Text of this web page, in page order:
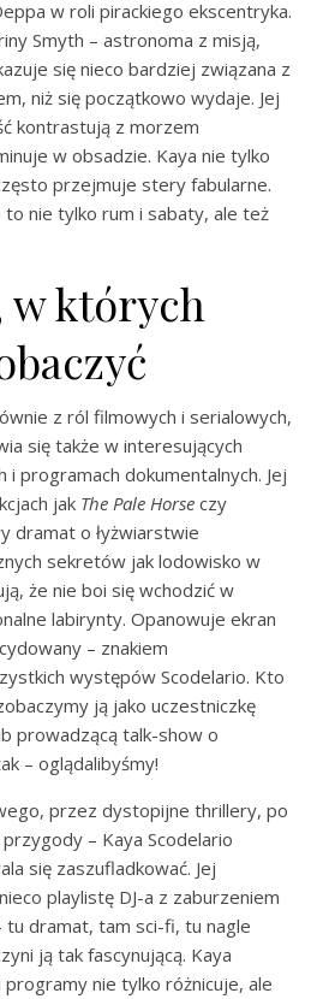
w roli pirackiego ekscentryka.
Smyth – astronoma z misją,
się nieco bardziej związana z
niż się początkowo wydaje. Jej
kontrastują z morzem
w obsadzie. Kaya nie tylko
przejmuje stery fabularne.
nie tylko rum i sabaty, ale też
w których
z ról filmowych i serialowych,
się także w interesujących
programach dokumentalnych. Jej
jak The Pale Horse czy
dramat o łyżwiarstwie
sekretów jak lodowisko w
że nie boi się wchodzić w
labirynty. Opanowuje ekran
– znakiem
występów Scodelario. Kto
ją jako uczestniczkę
prowadzącą talk-show o
– oglądalibyśmy!
przez dystopijne thrillery, po
– Kaya Scodelario
się zaszufladkować. Jej
playlistę DJ-a z zaburzeniem
tu dramat, tam sci-fi, tu nagle
ją tak fascynującą. Kaya
nie tylko różnicuje, ale